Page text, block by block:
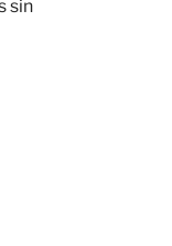
sin